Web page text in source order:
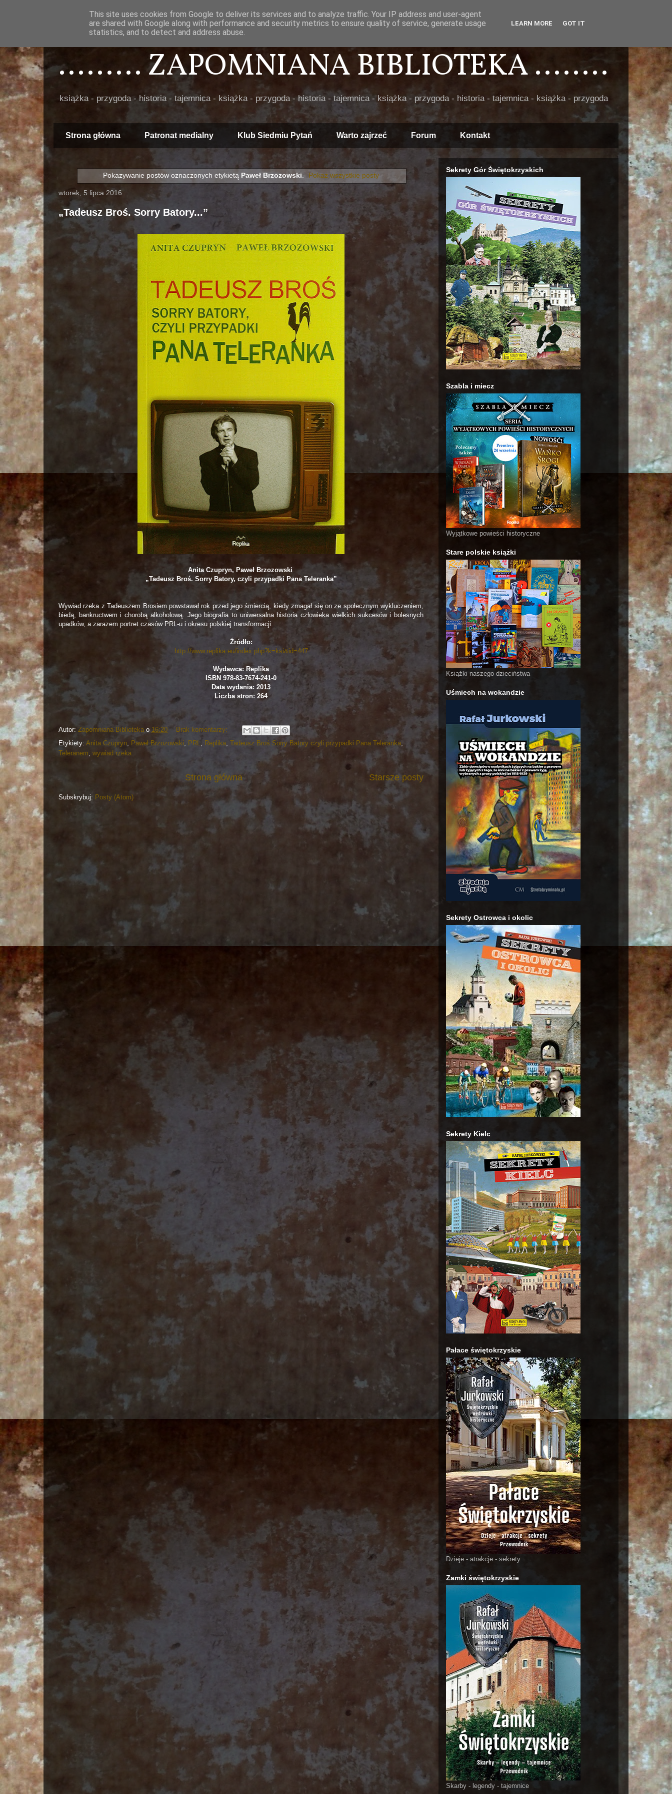
......... ZAPOMNIANA BIBLIOTEKA ........
książka - przygoda - historia - tajemnica - książka - przygoda - historia - tajemnica - książka - przygoda - historia - tajemnica - książka - przygoda
Strona główna Patronat medialny Klub Siedmiu Pytań Warto zajrzeć Forum Kontakt
Pokazywanie postów oznaczonych etykietą Paweł Brzozowski. Pokaż wszystkie posty
wtorek, 5 lipca 2016
„Tadeusz Broś. Sorry Batory...”
Anita Czupryn, Paweł Brzozowski
„Tadeusz Broś. Sorry Batory, czyli przypadki Pana Teleranka”
Wywiad rzeka z Tadeuszem Brosiem powstawał rok przed jego śmiercią, kiedy zmagał się on ze społecznym wykluczeniem,
biedą, bankructwem i chorobą alkoholową. Jego biografia to uniwersalna historia człowieka wielkich sukcesów i bolesnych
upadków, a zarazem portret czasów PRL-u i okresu polskiej transformacji.
Źródło:
http://www.replika.eu/index.php?k=ksi&id=447
Wydawca: Replika
ISBN 978-83-7674-241-0
Data wydania: 2013
Liczba stron: 264
Autor: Zapomniana Biblioteka o 16:20
Brak komentarzy:
Etykiety: Anita Czupryn Paweł Brzozowski PRL Replika Tadeusz Broś Sorry Batory czyli przypadki Pana Teleranka
Teleranem wywiad rzeka
Starsze posty
Strona główna
Subskrybuj: Posty (Atom)
Sekrety Gór Świętokrzyskich
Szabla i miecz
Wyjątkowe powieści historyczne
Stare polskie książki
Książki naszego dzieciństwa
Uśmiech na wokandzie
Sekrety Ostrowca i okolic
Sekrety Kielc
Pałace świętokrzyskie
Dzieje - atrakcje - sekrety
Zamki świętokrzyskie
Skarby - legendy - tajemnice
This site uses cookies from Google to deliver its services and to analyze traffic. Your IP address and user-agent
are shared with Google along with performance and security metrics to ensure quality of service, generate usage
statistics, and to detect and address abuse.
LEARN MORE GOT IT